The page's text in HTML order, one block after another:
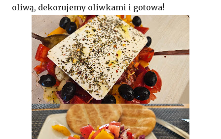
oliwą, dekorujemy oliwkami i gotowa!